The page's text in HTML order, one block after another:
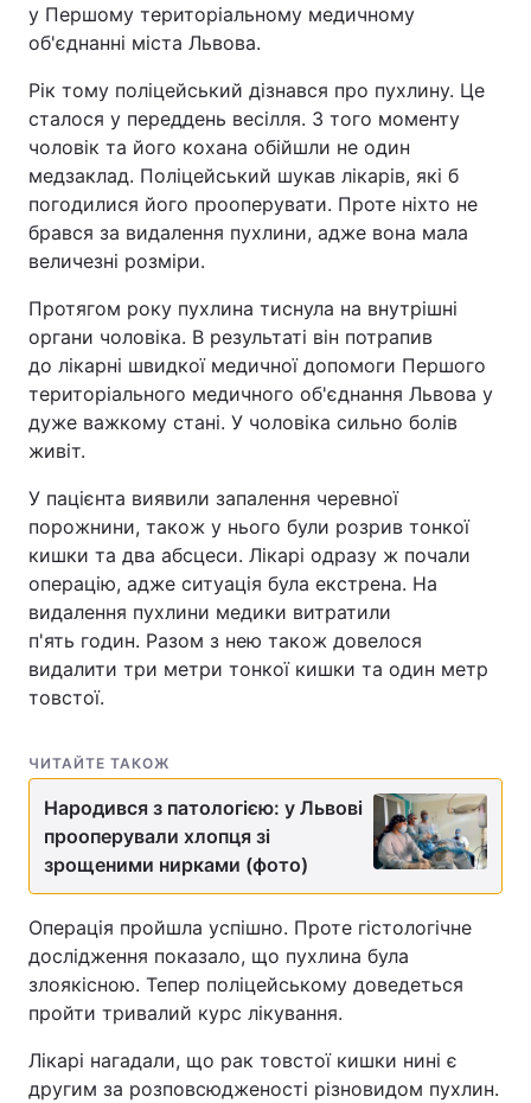
у Першому територіальному медичному
об'єднанні міста Львова.
Рік тому поліцейський дізнався про пухлину. Це
сталося у переддень весілля. З того моменту
чоловік та його кохана обійшли не один
медзаклад. Поліцейський шукав лікарів, які б
погодилися його прооперувати. Проте ніхто не
брався за видалення пухлини, адже вона мала
величезні розміри.
Протягом року пухлина тиснула на внутрішні
органи чоловіка. В результаті він потрапив
до лікарні швидкої медичної допомоги Першого
територіального медичного об'єднання Львова у
дуже важкому стані. У чоловіка сильно болів
живіт.
У пацієнта виявили запалення черевної
порожнини, також у нього були розрив тонкої
кишки та два абсцеси. Лікарі одразу ж почали
операцію, адже ситуація була екстрена. На
видалення пухлини медики витратили
п'ять годин. Разом з нею також довелося
видалити три метри тонкої кишки та один метр
товстої.
ЧИТАЙТЕ ТАКОЖ
Народився з патологією: у Львові
прооперували хлопця зі
зрощеними нирками (фото)
Операція пройшла успішно. Проте гістологічне
дослідження показало, що пухлина була
злоякісною. Тепер поліцейському доведеться
пройти тривалий курс лікування.
Лікарі нагадали, що рак товстої кишки нині є
другим за розповсюдженості різновидом пухлин.